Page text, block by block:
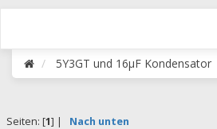
5Y3GT und 16µF Kondensator
Seiten: [1] | Nach unten